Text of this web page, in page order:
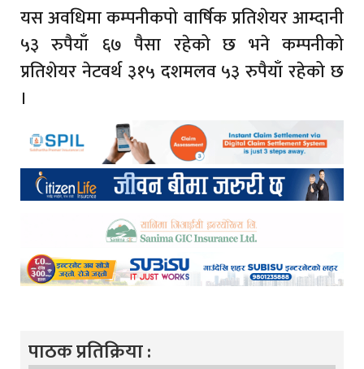
यस अवधिमा कम्पनीकपो वार्षिक प्रतिशेयर आम्दानी
५३ रुपैयाँ ६७ पैसा रहेको छ भने कम्पनीको
प्रतिशेयर नेटवर्थ ३१५ दशमलव ५३ रुपैयाँ रहेको छ
।
पाठक प्रतिक्रिया :